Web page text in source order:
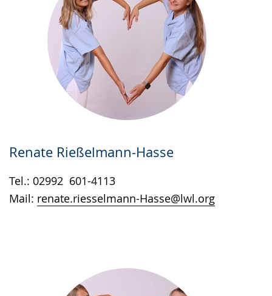
Renate Rießelmann-Hasse
Tel.: 02992 601-4113
Mail: renate.riesselmann-Hasse@lwl.org